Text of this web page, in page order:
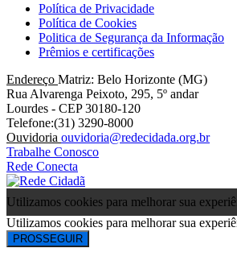
Política de Privacidade
Política de Cookies
Politica de Segurança da Informação
Prêmios e certificações
Endereço Matriz: Belo Horizonte (MG)
Rua Alvarenga Peixoto, 295, 5º andar
Lourdes - CEP 30180-120
Telefone:(31) 3290-8000
Ouvidoria ouvidoria@redecidada.org.br
Trabalhe Conosco
Rede Conecta
Utilizamos cookies para melhorar sua
Utilizamos cookies para melhorar sua
PROSSEGUIR